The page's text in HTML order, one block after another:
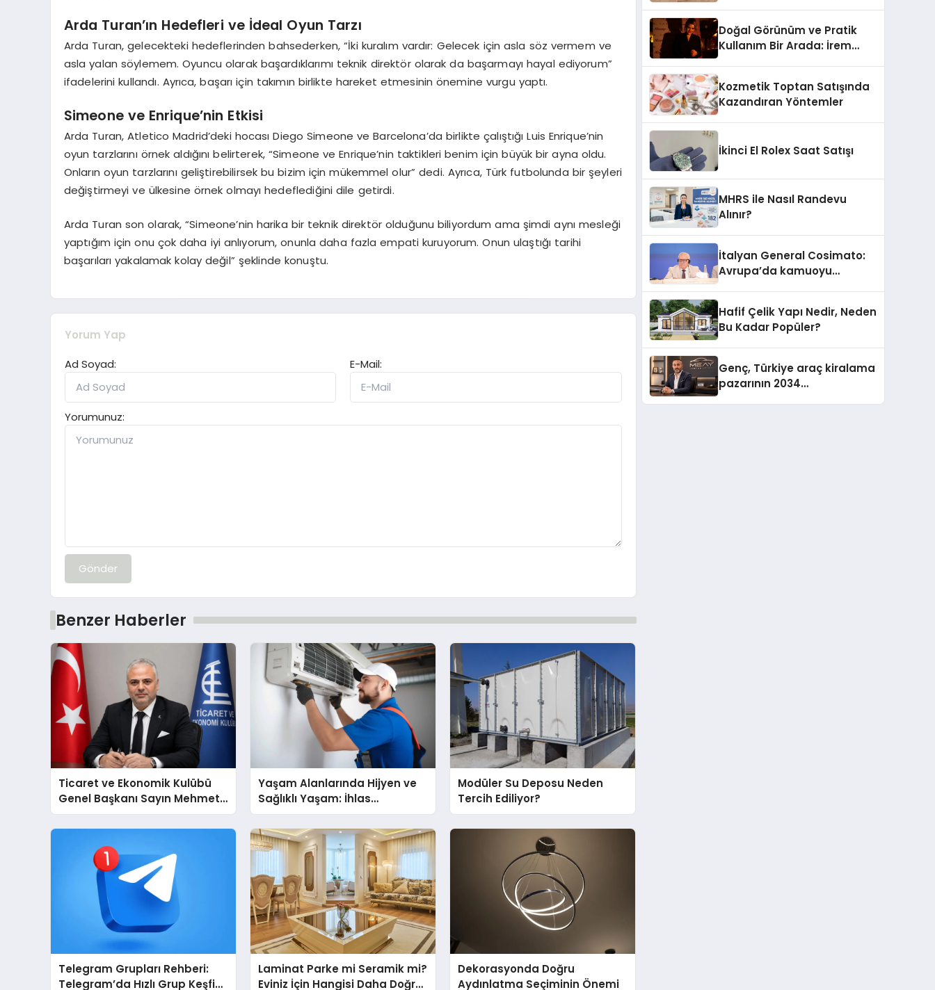
Arda Turan’ın Hedefleri ve İdeal Oyun Tarzı
Arda Turan, gelecekteki hedeflerinden bahsederken, “İki kuralım vardır: Gelecek için asla söz vermem ve
asla yalan söylemem. Oyuncu olarak başardıklarımı teknik direktör olarak da başarmayı hayal ediyorum”
ifadelerini kullandı. Ayrıca, başarı için takımın birlikte hareket etmesinin önemine vurgu yaptı.
Simeone ve Enrique’nin Etkisi
Arda Turan, Atletico Madrid’deki hocası Diego Simeone ve Barcelona’da birlikte çalıştığı Luis Enrique’nin
oyun tarzlarını örnek aldığını belirterek, “Simeone ve Enrique’nin taktikleri benim için büyük bir ayna oldu.
Onların oyun tarzlarını geliştirebilirsek bu bizim için mükemmel olur” dedi. Ayrıca, Türk futbolunda bir şeyleri
değiştirmeyi ve ülkesine örnek olmayı hedeflediğini dile getirdi.
Arda Turan son olarak, “Simeone’nin harika bir teknik direktör olduğunu biliyordum ama şimdi aynı mesleği
yaptığım için onu çok daha iyi anlıyorum, onunla daha fazla empati kuruyorum. Onun ulaştığı tarihi
başarıları yakalamak kolay değil” şeklinde konuştu.
Yorum Yap
Ad Soyad:
E-Mail:
Yorumunuz:
Gönder
Benzer Haberler
Ticaret ve Ekonomik Kulübü
Genel Başkanı Sayın Mehmet
Ulutaş, ekonomiye dair yaptığı
açıklamada şunları kaydetti:
Yaşam Alanlarında Hijyen ve
Sağlıklı Yaşam: İhlas
Cihazlarında Dürüst Teknik
Destek Deneyimi
Modüler Su Deposu Neden
Tercih Ediliyor?
Telegram Grupları Rehberi:
Telegram’da Hızlı Grup Keşfi
Laminat Parke mi Seramik mi?
Eviniz İçin Hangisi Daha Doğru
Dekorasyonda Doğru
Aydınlatma Seçiminin Önemi
Doğal Görünüm ve Pratik
Kullanım Bir Arada: İrem
Kozmetik Toptan Satışında
Kazandıran Yöntemler
İkinci El Rolex Saat Satışı
MHRS ile Nasıl Randevu
Alınır?
İtalyan General Cosimato:
Avrupa’da kamuoyu
Hafif Çelik Yapı Nedir, Neden
Bu Kadar Popüler?
Genç, Türkiye araç kiralama
pazarının 2034